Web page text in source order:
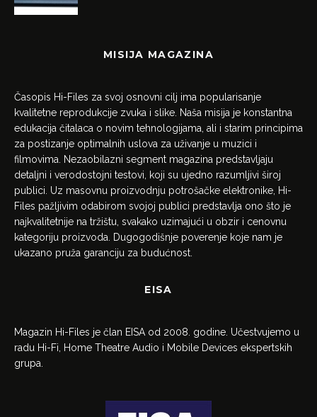
MISIJA MAGAZINA
Časopis Hi-Files za svoj osnovni cilj ima popularisanje
kvalitetne reprodukcije zvuka i slike. Naša misija je konstantna
edukacija čitalaca o novim tehnologijama, ali i starim principima
za postizanje optimalnih uslova za uživanje u muzici i
filmovima. Nezaobilazni segment magazina predstavljaju
detaljni i verodostojni testovi, koji su ujedno razumljivi široj
publici. Uz masovnu proizvodnju potrošačke elektronike, Hi-
Files pažljivim odabirom svojoj publici predstavlja ono što je
najkvalitetnije na tržištu, svakako uzimajući u obzir i cenovnu
kategoriju proizvoda. Dugogodišnje poverenje koje nam je
ukazano pruža garanciju za budućnost.
EISA
Magazin Hi-Files je član EISA od 2008. godine. Učestvujemo u
radu Hi-Fi, Home Theatre Audio i Mobile Devices ekspertskih
grupa.